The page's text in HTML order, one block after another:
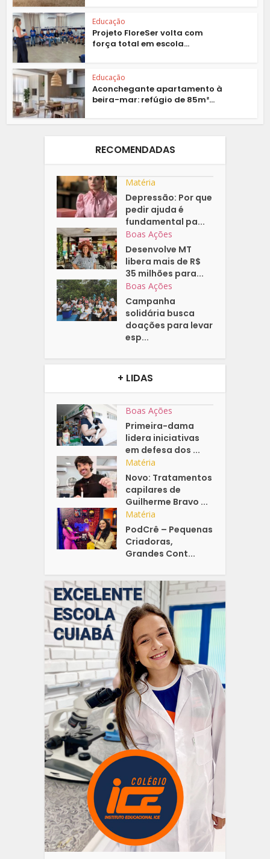
Educação
Projeto FloreSer volta com
força total em escola...
Educação
Aconchegante apartamento à
beira-mar: refúgio de 85m²...
RECOMENDADAS
Matéria
Depressão: Por que
pedir ajuda é
fundamental pa...
Boas Ações
Desenvolve MT
libera mais de R$
35 milhões para...
Boas Ações
Campanha
solidária busca
doações para levar
esp...
+ LIDAS
Boas Ações
Primeira-dama
lidera iniciativas
em defesa dos ...
Matéria
Novo: Tratamentos
capilares de
Guilherme Bravo ...
Matéria
PodCrê – Pequenas
Criadoras,
Grandes Cont...